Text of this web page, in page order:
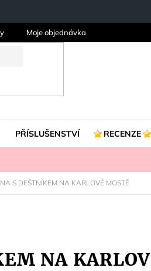
Moje objednávka
PŘÍSLUŠENSTVÍ RECENZE
S DEŠTNÍKEM NA KARLOVĚ MOSTĚ
NA